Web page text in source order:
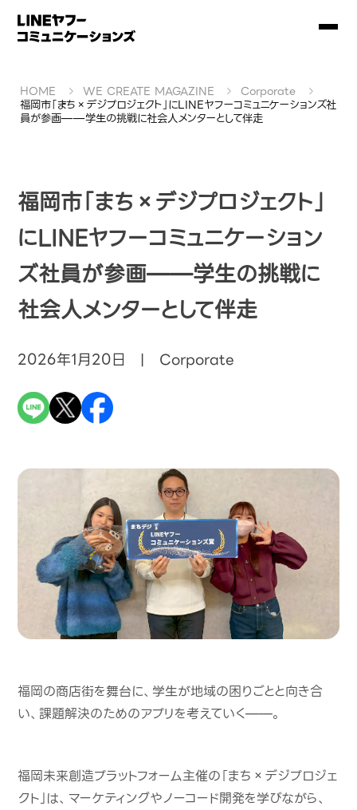
HOME WE CREATE MAGAZINE
Corporate
福岡市「まち×デジプロジェクト」にLINEヤフーコミュニケーションズ社
員が参画——学生の挑戦に社会人メンターとして伴走
福岡市「まち×デジプロジェクト」
にLINEヤフーコミュニケーション
ズ社員が参画——学生の挑戦に
社会人メンターとして伴走
2026年1月20日 | Corporate
福岡の商店街を舞台に、学生が地域の困りごとと向き合
い、課題解決のためのアプリを考えていく——。
福岡未来創造プラットフォーム主催の「まち × デジプロジェ
クト」は、マーケティングやノーコード開発を学びながら、